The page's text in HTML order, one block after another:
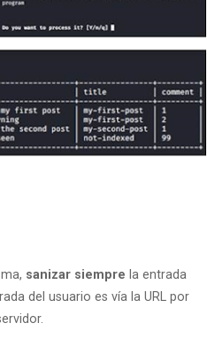
sanizar siempre la entrada
del usuario es vía la URL por